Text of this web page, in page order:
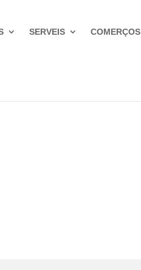
SERVEIS COMERÇOS